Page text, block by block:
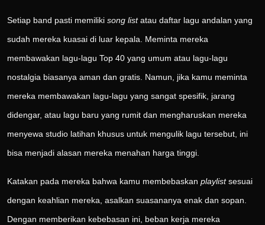
Setiap band pasti memiliki song listatau daftar lagu andalan yang
sudah mereka kuasai di luar kepala. Meminta mereka
membawakan lagu-lagu Top 40 yang umum atau lagu-lagu
nostalgia biasanya aman dan gratis. Namun, jika kamu meminta
mereka membawakan lagu-lagu yang sangat spesifik, jarang
didengar, atau lagu baru yang rumit dan mengharuskan mereka
menyewa studio latihan khusus untuk mengulik lagu tersebut, ini
bisa menjadi alasan mereka menahan harga tinggi.
Katakan pada mereka bahwa kamu membebaskan playlistsesuai
dengan keahlian mereka, asalkan suasananya enak dan sopan.
Dengan memberikan kebebasan ini, beban kerja mereka